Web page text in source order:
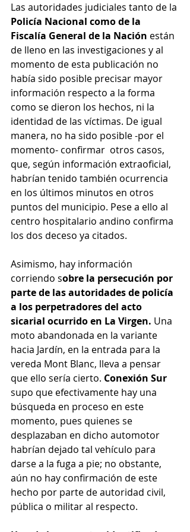
Las autoridades judiciales tanto de la
Policía Nacional como de la
Fiscalía General de la Nación están
de lleno en las investigaciones y al
momento de esta publicación no
había sido posible precisar mayor
información respecto a la forma
como se dieron los hechos, ni la
identidad de las víctimas. De igual
manera, no ha sido posible -por el
momento- confirmar  otros casos,
que, según información extraoficial,
habrían tenido también ocurrencia
en los últimos minutos en otros
puntos del municipio. Pese a ello al
centro hospitalario andino confirma
los dos deceso ya citados.
Asimismo, hay información
corriendo sobre la persecución por
parte de las autoridades de policía
a los perpetradores del acto
sicarial ocurrido en La Virgen. Una
moto abandonada en la variante
hacia Jardín, en la entrada para la
vereda Mont Blanc, lleva a pensar
que ello sería cierto. Conexión Sur
supo que efectivamente hay una
búsqueda en proceso en este
momento, pues quienes se
desplazaban en dicho automotor
habrían dejado tal vehículo para
darse a la fuga a pie; no obstante,
aún no hay confirmación de este
hecho por parte de autoridad civil,
pública o militar al respecto.